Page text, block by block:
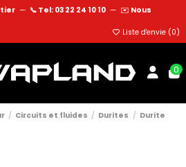
— 📞 Tel: 03 22 24 10 10 — ✉️ Nous
Liste d'envie (0)
0
Circuits et fluides Durites
Durite